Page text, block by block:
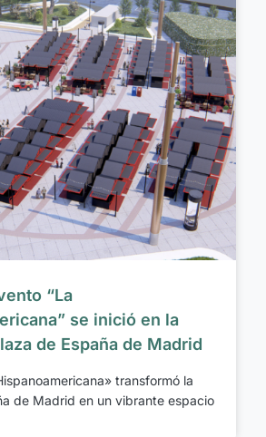
“La
se inició en la
de España de Madrid
transformó la
de Madrid en un vibrante espacio